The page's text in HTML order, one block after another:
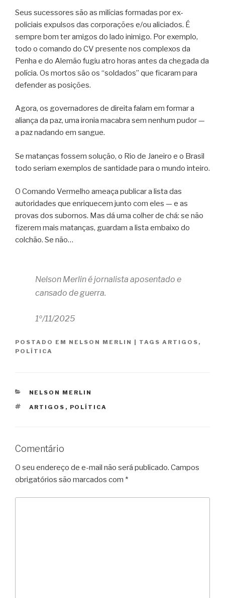
Seus sucessores são as milícias formadas por ex-
policiais expulsos das corporações e/ou aliciados. É
sempre bom ter amigos do lado inimigo. Por exemplo,
todo o comando do CV presente nos complexos da
Penha e do Alemão fugiu atro horas antes da chegada da
polícia. Os mortos são os “soldados” que ficaram para
defender as posições.
Agora, os governadores de direita falam em formar a
aliança da paz, uma ironia macabra sem nenhum pudor —
a paz nadando em sangue.
Se matanças fossem solução, o Rio de Janeiro e o Brasil
todo seriam exemplos de santidade para o mundo inteiro.
O Comando Vermelho ameaça publicar a lista das
autoridades que enriquecem junto com eles — e as
provas dos subornos. Mas dá uma colher de chá: se não
fizerem mais matanças, guardam a lista embaixo do
colchão. Se não…
Nelson Merlin é jornalista aposentado e
cansado de guerra.
1º/11/2025
POSTADO EM NELSON MERLIN | TAGS ARTIGOS ,
POLÍTICA
CATEGORIAS
NELSON MERLIN
TAGS
ARTIGOS , POLÍTICA
Comentário
O seu endereço de e-mail não será publicado. Campos
obrigatórios são marcados com *